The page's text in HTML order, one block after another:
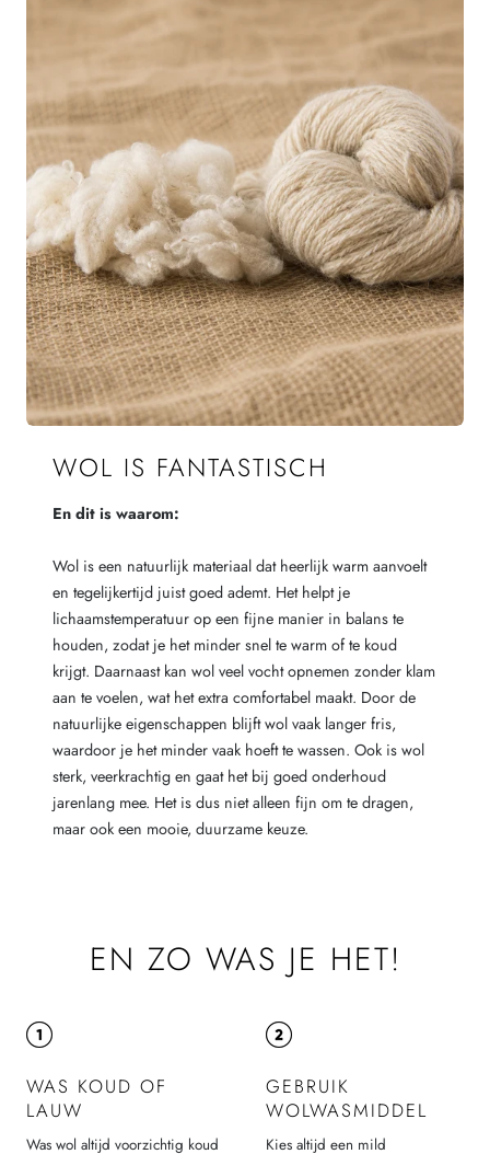
WOL IS FANTASTISCH
En dit is waarom:
Wol is een natuurlijk materiaal dat heerlijk warm aanvoelt
en tegelijkertijd juist goed ademt. Het helpt je
lichaamstemperatuur op een fijne manier in balans te
houden, zodat je het minder snel te warm of te koud
krijgt. Daarnaast kan wol veel vocht opnemen zonder klam
aan te voelen, wat het extra comfortabel maakt. Door de
natuurlijke eigenschappen blijft wol vaak langer fris,
waardoor je het minder vaak hoeft te wassen. Ook is wol
sterk, veerkrachtig en gaat het bij goed onderhoud
jarenlang mee. Het is dus niet alleen fijn om te dragen,
maar ook een mooie, duurzame keuze.
EN ZO WAS JE HET!
WAS KOUD OF
LAUW
Was wol altijd voorzichtig koud
GEBRUIK
WOLWASMIDDEL
Kies altijd een mild